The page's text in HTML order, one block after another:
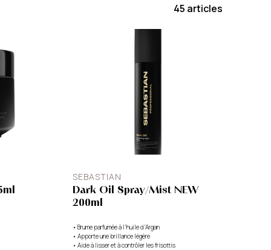
45 articles
SEBASTIAN
Dark Oil Spray/Mist NEW
200ml
• Brume parfumée à l’huile d’Argan
• Apporte une brillance légère
• Aide à lisser et à contrôler les frisottis